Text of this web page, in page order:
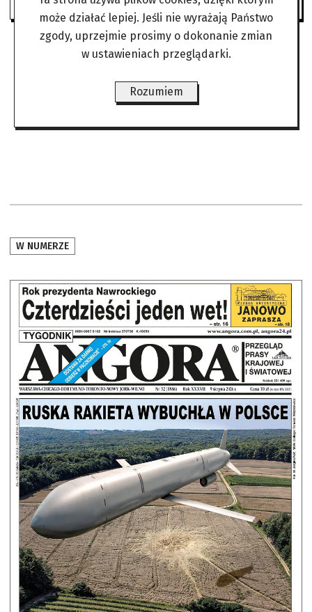
W NUMERZE
może działać lepiej. Jeśli nie wyrażają Państwo
zgody, uprzejmie prosimy o dokonanie zmian
w ustawieniach przeglądarki.
Rozumiem